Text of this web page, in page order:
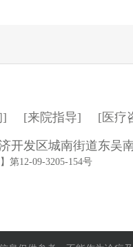
] [来院指导] [医疗
开发区城南街道东吴
第12-09-3205-154号